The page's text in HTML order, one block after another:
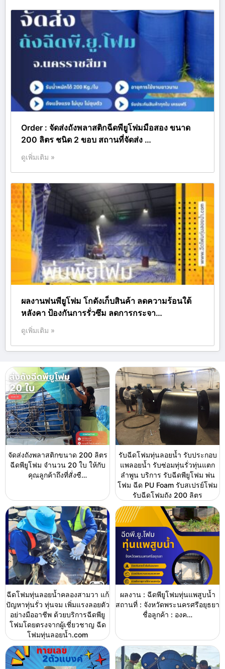
Order : จัดส่งถังพลาสติกฉีดพียูโฟมมือสอง ขนาด
200 ลิตร ชนิด 2 ขอบ สถานที่จัดส่ง …
ดูเพิ่มเติม »
ผลงานพ่นพียูโฟม โกดังเก็บสินค้า ลดความร้อนใต้
หลังคา ป้องกันการรั่วซึม ลดการกระจา…
ดูเพิ่มเติม »
จัดส่งถังพลาสติกขนาด 200 ลิตร
ฉีดพียูโฟม จำนวน 20 ใบ ให้กับ
คุณลูกค้าถึงที่สั่งซื…
รับฉีดโฟมทุ่นลอยน้ำ รับประกอบ
แพลอยน้ำ รับซ่อมทุ่นรั่วทุ่นแตก
ลำพูน บริการ รับฉีดพียูโฟม พ่น
โฟม ฉีด PU Foam รับสเปรย์โฟม
รับฉีดโฟมถัง 200 ลิตร
ฉีดโฟมทุ่นลอยน้ำคลองสามวา แก้
ปัญหาทุ่นรั่ว ทุ่นจม เพิ่มแรงลอยตัว
อย่างมืออาชีพ ด้วยบริการฉีดพียู
โฟมโดยตรงจากผู้เชี่ยวชาญ ฉีด
โฟมทุ่นลอยน้ำ.com
ผลงาน : ฉีดพียูโฟมทุ่นแพสูบน้ำ
สถานที่ : จังหวัดพระนครศรีอยุธยา
ชื่อลูกค้า : องค…